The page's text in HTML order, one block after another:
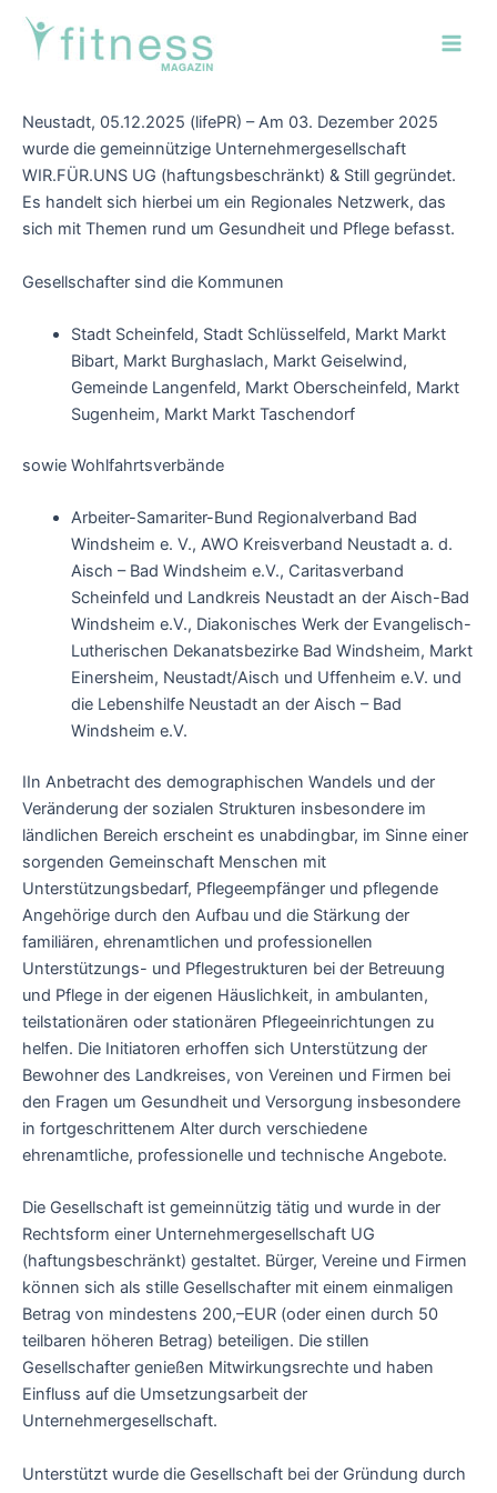
Zum
Inhalt
springen
Neustadt, 05.12.2025 (lifePR) – Am 03. Dezember 2025
wurde die gemeinnützige Unternehmergesellschaft
WIR.FÜR.UNS UG (haftungsbeschränkt) & Still gegründet.
Es handelt sich hierbei um ein Regionales Netzwerk, das
sich mit Themen rund um Gesundheit und Pflege befasst.
Gesellschafter sind die Kommunen
Stadt Scheinfeld, Stadt Schlüsselfeld, Markt Markt
Bibart, Markt Burghaslach, Markt Geiselwind,
Gemeinde Langenfeld, Markt Oberscheinfeld, Markt
Sugenheim, Markt Markt Taschendorf
sowie Wohlfahrtsverbände
Arbeiter-Samariter-Bund Regionalverband Bad
Windsheim e. V., AWO Kreisverband Neustadt a. d.
Aisch – Bad Windsheim e.V., Caritasverband
Scheinfeld und Landkreis Neustadt an der Aisch-Bad
Windsheim e.V., Diakonisches Werk der Evangelisch-
Lutherischen Dekanatsbezirke Bad Windsheim, Markt
Einersheim, Neustadt/Aisch und Uffenheim e.V. und
die Lebenshilfe Neustadt an der Aisch – Bad
Windsheim e.V.
IIn Anbetracht des demographischen Wandels und der
Veränderung der sozialen Strukturen insbesondere im
ländlichen Bereich erscheint es unabdingbar, im Sinne einer
sorgenden Gemeinschaft Menschen mit
Unterstützungsbedarf, Pflegeempfänger und pflegende
Angehörige durch den Aufbau und die Stärkung der
familiären, ehrenamtlichen und professionellen
Unterstützungs- und Pflegestrukturen bei der Betreuung
und Pflege in der eigenen Häuslichkeit, in ambulanten,
teilstationären oder stationären Pflegeeinrichtungen zu
helfen. Die Initiatoren erhoffen sich Unterstützung der
Bewohner des Landkreises, von Vereinen und Firmen bei
den Fragen um Gesundheit und Versorgung insbesondere
in fortgeschrittenem Alter durch verschiedene
ehrenamtliche, professionelle und technische Angebote.
Die Gesellschaft ist gemeinnützig tätig und wurde in der
Rechtsform einer Unternehmergesellschaft UG
(haftungsbeschränkt) gestaltet. Bürger, Vereine und Firmen
können sich als stille Gesellschafter mit einem einmaligen
Betrag von mindestens 200,–EUR (oder einen durch 50
teilbaren höheren Betrag) beteiligen. Die stillen
Gesellschafter genießen Mitwirkungsrechte und haben
Einfluss auf die Umsetzungsarbeit der
Unternehmergesellschaft.
Unterstützt wurde die Gesellschaft bei der Gründung durch
Post
navigation